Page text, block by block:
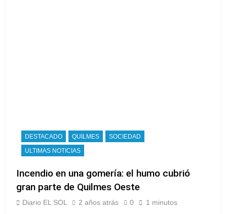
DESTACADO QUILMES
SOCIEDAD
ULTIMAS NOTICIAS
Incendio en una gomería: el humo cubrió
gran parte de Quilmes Oeste
Diario EL SOL 2 años atrás 0 1 minutos